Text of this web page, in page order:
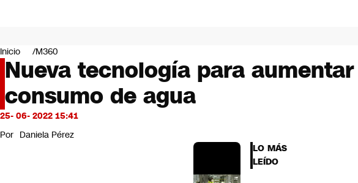
Mundo
Negocios
Deportes
Programas completos
Cultura
Servicios
Bits
CNN Data
Inicio M360
Nueva tecnología para
consumo de agua
25- 06- 2022 15:41
Por Daniela Pérez
LO MÁS
LEÍDO